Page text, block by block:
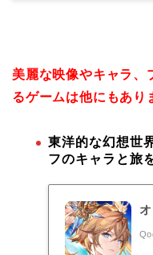
美麗な映像やキャラ、
るゲームは他にもあり
東洋的な幻想世
フのキャラと旅